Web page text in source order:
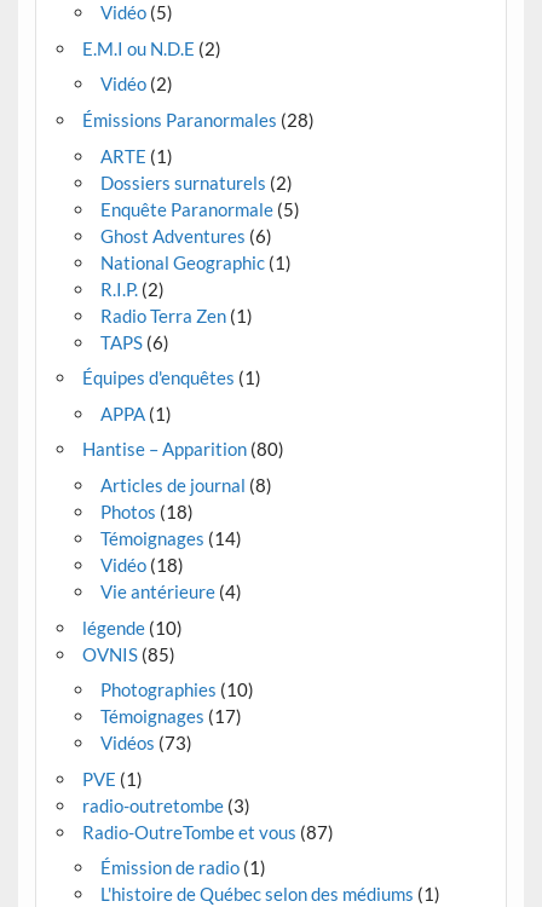
Vidéo(5)
E.M.I ou N.D.E (2)
Vidéo(2)
Émissions Paranormales (28)
ARTE (1)
Dossiers surnaturels (2)
Enquête Paranormale(5)
Ghost Adventures (6)
National Geographic(1)
R.I.P. (2)
Radio Terra Zen(1)
TAPS(6)
Équipes d'enquêtes (1)
APPA(1)
Hantise – Apparition(80)
Articles de journal (8)
Photos (18)
Témoignages (14)
Vidéo(18)
Vie antérieure(4)
légende(10)
OVNIS(85)
Photographies (10)
Témoignages (17)
Vidéos (73)
PVE (1)
radio-outretombe(3)
Radio-OutreTombe et vous (87)
Émission de radio(1)
L'histoire de Québec selon des médiums (1)